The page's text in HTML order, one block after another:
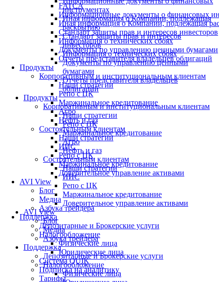
FATCA
Информационные документы о финансовых
Иная информация о Компании, подлежащая
Стандарт защиты прав и интересов инвесторов
Информация о технических сбоях
Документы по управлению ценными бумагами
Отчеты представителя владельцев облигаций
Продукты
Корпоративным и институциональным клиентам
Наши стратегии
Репо с ЦК
Маржинальное кредитование
Агро
Нефть и газ
Состоятельным клиентам
Наши стратегии
ИИС
Репо с ЦК
Маржинальное кредитование
Доверительное управление активами
AVI View
Блог
Медиа
Азбука трейдера
Поддержка
Депозитарные и Брокерские услуги
Налогообложение
Физические лица
Юридические лица
Система QUIK
Подписка на аналитику
Тарифы
инструментах
Иная информация о Компании, подлежащая
раскрытию
Стандарт защиты прав и интересов
инвесторов
Информация о технических сбоях
Документы по управлению ценными
бумагами
Отчеты представителя владельцев
облигаций
Продукты
Корпоративным и институциональным клиентам
Наши стратегии
Репо с ЦК
Маржинальное кредитование
Агро
Нефть и газ
Состоятельным клиентам
Наши стратегии
ИИС
Репо с ЦК
Маржинальное кредитование
Доверительное управление активами
AVI View
Блог
Медиа
Азбука трейдера
Поддержка
Депозитарные и Брокерские услуги
Налогообложение
Физические лица